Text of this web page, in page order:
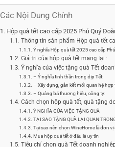
Các Nội Dung Chính
Hộp quà tết cao cấp 2025 Phú Quý
Thông tin sản phẩm Hộp quà tết
Ý nghĩa Hộp quà tết 2025 cao cấp
Giá trị của hộp quà tết mang lại :
Ý nghĩa của việc tặng quà Tết
– Ý nghĩa tinh thần trong dịp Tết:
– Xây dựng, gắn kết mối quan hệ hợp
– Quảng bá thương hiệu, công ty:
Cách chọn hộp quà tết, quà tặng
Ý NGHĨA CỦA VIỆC TẶNG QUÀ
TẠI SAO TẶNG QUÀ LẠI QUAN
Tại sao nên chọn WineHome là đơn
Mua hộp quà tết ở đâu là uy tín
Tiêu chí chọn quà Tết doanh